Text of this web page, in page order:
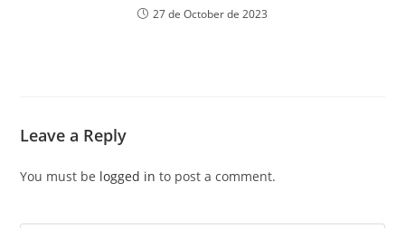
27 de October de 2023
Leave a Reply
You must be logged in to post a comment.